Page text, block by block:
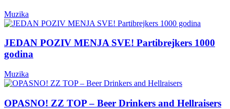
Muzika
JEDAN POZIV MENJA SVE! Partibrejkers 1000
godina
Muzika
OPASNO! ZZ TOP – Beer Drinkers and Hellraisers